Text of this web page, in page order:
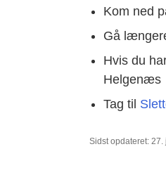
Kom ned
Gå
Hvis du
Helgenæs
Tag til
Sidst opdateret: 27.